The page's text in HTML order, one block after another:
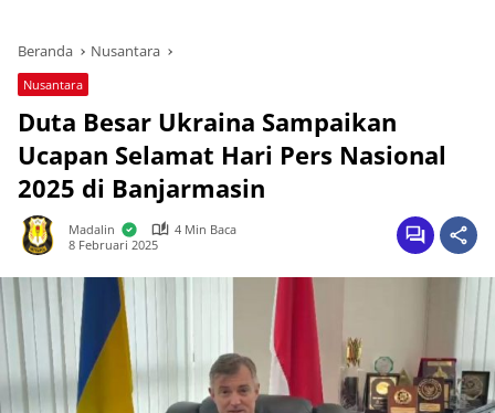
Beranda Nusantara
Nusantara
Duta Besar Ukraina Sampaikan
Ucapan Selamat Hari Pers Nasional
2025 di Banjarmasin
Madalin
4 Min Baca
8 Februari 2025